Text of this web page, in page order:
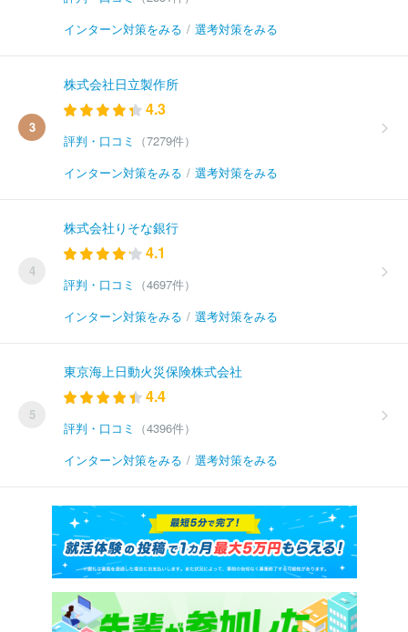
インターン対策をみる / 選考対策をみる
3
株式会社日立製作所
4.3
評判・口コミ
（7279件）
インターン対策をみる / 選考対策をみる
4
株式会社りそな銀行
4.1
評判・口コミ
（4697件）
インターン対策をみる / 選考対策をみる
5
東京海上日動火災保険株式会社
4.4
評判・口コミ
（4396件）
インターン対策をみる / 選考対策をみる